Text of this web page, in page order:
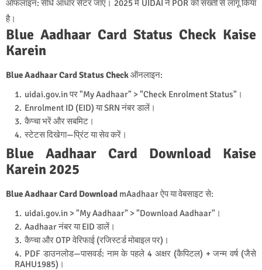
ऑफलाइन: सीधे आधार सेंटर जाएं। 2025 में UIDAI ने POR को सख्ती से लागू किया
है।
Blue Aadhaar Card Status Check Kaise
Karein
Blue Aadhaar Card Status Checkऑनलाइन:
uidai.gov.in पर "My Aadhaar" > "Check Enrolment Status"।
Enrolment ID (EID) या SRN नंबर डालें।
कैप्चा भरें और सबमिट।
स्टेटस दिखेगा—प्रिंट या सेव करें।
Blue Aadhaar Card Download Kaise
Karein 2025
Blue Aadhaar Card Download mAadhaar ऐप या वेबसाइट से:
uidai.gov.in > "My Aadhaar" > "Download Aadhaar"।
Aadhaar नंबर या EID डालें।
कैप्चा और OTP वेरिफाई (रजिस्टर्ड मोबाइल पर)।
PDF डाउनलोड—पासवर्ड: नाम के पहले 4 अक्षर (कैपिटल) + जन्म वर्ष (जैसे
RAHU1985)।